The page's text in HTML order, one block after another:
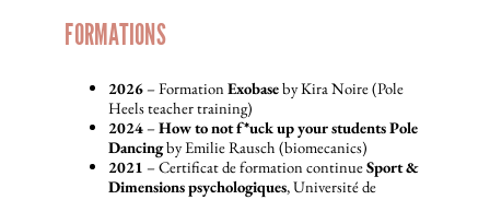
FORMATIONS
2026 – FormationExobaseby Kira Noire (Pole
Heels teacher training)
2024 –How to not f*uck up your students Pole
Dancingby Emilie Rausch (biomecanics)
2021 – Certificat de formation continueSport &
Dimensions psychologiques, Université de